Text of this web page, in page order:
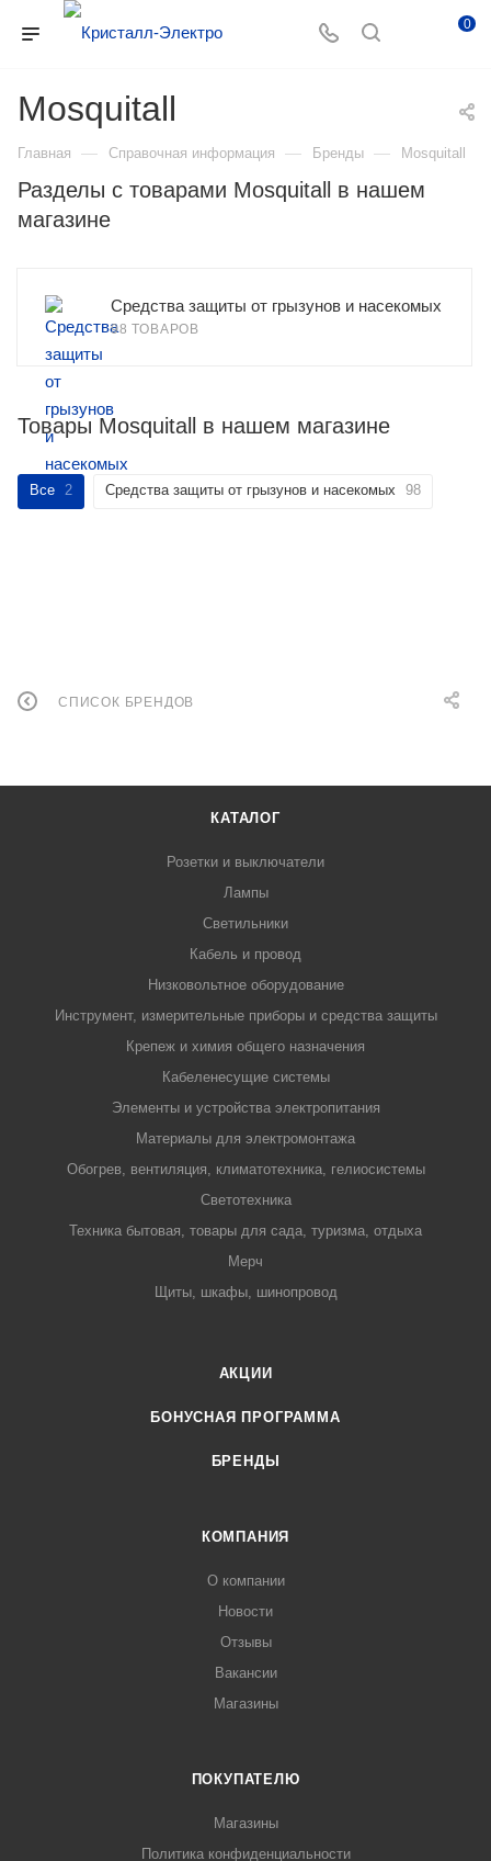
0
Mosquitall
Главная — Справочная информация — Бренды — Mosquitall
Разделы с товарами Mosquitall в нашем
магазине
Средства защиты от грызунов и насекомых
98 ТОВАРОВ
Товары Mosquitall в нашем магазине
Все 2 Средства защиты от грызунов и насекомых 98
СПИСОК БРЕНДОВ
КАТАЛОГ
Розетки и выключатели
Лампы
Светильники
Кабель и провод
Низковольтное оборудование
Инструмент, измерительные приборы и средства защиты
Крепеж и химия общего назначения
Кабеленесущие системы
Элементы и устройства электропитания
Материалы для электромонтажа
Обогрев, вентиляция, климатотехника, гелиосистемы
Светотехника
Техника бытовая, товары для сада, туризма, отдыха
Мерч
Щиты, шкафы, шинопровод
АКЦИИ
БОНУСНАЯ ПРОГРАММА
БРЕНДЫ
КОМПАНИЯ
О компании
Новости
Отзывы
Вакансии
Магазины
ПОКУПАТЕЛЮ
Магазины
Политика конфиденциальности